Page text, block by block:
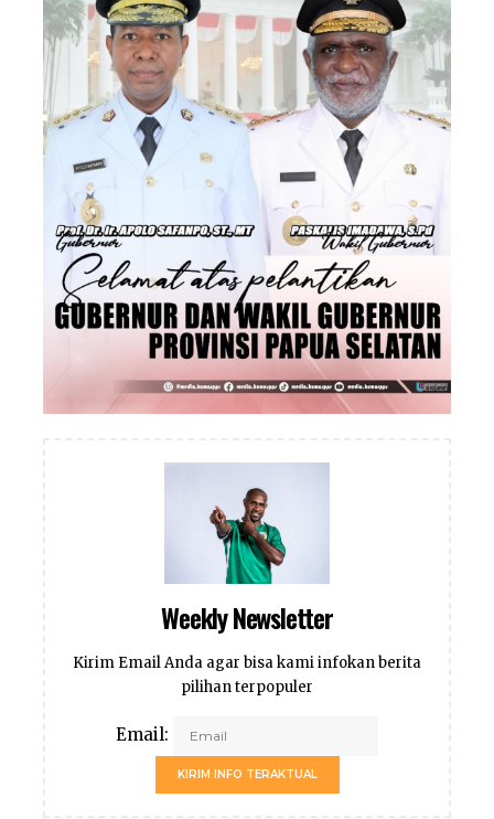
Weekly Newsletter
Kirim Email Anda agar bisa kami infokan berita
pilihan terpopuler
Email:
KIRIM INFO TERAKTUAL